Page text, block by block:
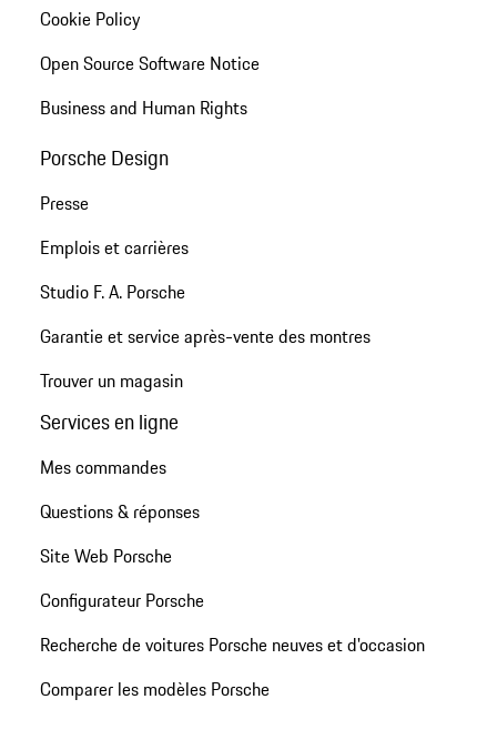
Cookie Policy
Open Source Software Notice
Business and Human Rights
Porsche Design
Presse
Emplois et carrières
Studio F. A. Porsche
Garantie et service après-vente des montres
Trouver un magasin
Services en ligne
Mes commandes
Questions & réponses
Site Web Porsche
Configurateur Porsche
Recherche de voitures Porsche neuves et d'occasion
Comparer les modèles Porsche